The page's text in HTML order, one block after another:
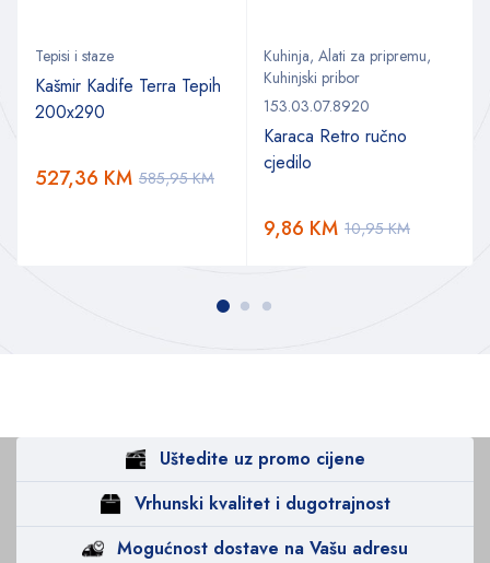
Tepisi i staze
Kašmir Kadife Terra Tepih
200x290
585,95KM
527,36 KM
Kuhinja, Alati za pripremu,
Kuhinjski pribor
153.03.07.8920
Karaca Retro ručno
cjedilo
10,95KM
9,86 KM
Uštedite uz promo cijene
Vrhunski kvalitet i dugotrajnost
Mogućnost dostave na Vašu adresu